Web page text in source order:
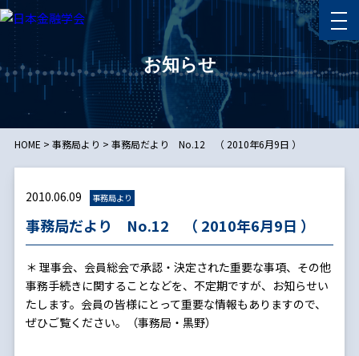
お知らせ
HOME > 事務局より > 事務局だより No.12 （ 2010年6月9日 ）
2010.06.09 事務局より
事務局だより No.12 （ 2010年6月9日 ）
＊ 理事会、会員総会で承認・決定された重要な事項、その他
事務手続きに関することなどを、不定期ですが、お知らせい
たします。会員の皆様にとって重要な情報もありますので、
ぜひご覧ください。（事務局・黒野）